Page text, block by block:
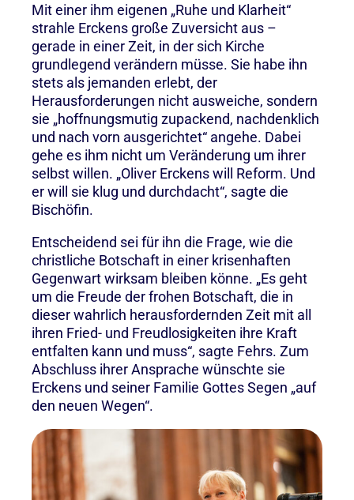
Mit einer ihm eigenen „Ruhe und Klarheit“
strahle Erckens große Zuversicht aus –
gerade in einer Zeit, in der sich Kirche
grundlegend verändern müsse. Sie habe ihn
stets als jemanden erlebt, der
Herausforderungen nicht ausweiche, sondern
sie „hoffnungsmutig zupackend, nachdenklich
und nach vorn ausgerichtet“ angehe. Dabei
gehe es ihm nicht um Veränderung um ihrer
selbst willen. „Oliver Erckens will Reform. Und
er will sie klug und durchdacht“, sagte die
Bischöfin.
Entscheidend sei für ihn die Frage, wie die
christliche Botschaft in einer krisenhaften
Gegenwart wirksam bleiben könne. „Es geht
um die Freude der frohen Botschaft, die in
dieser wahrlich herausfordernden Zeit mit all
ihren Fried- und Freudlosigkeiten ihre Kraft
entfalten kann und muss“, sagte Fehrs. Zum
Abschluss ihrer Ansprache wünschte sie
Erckens und seiner Familie Gottes Segen „auf
den neuen Wegen“.